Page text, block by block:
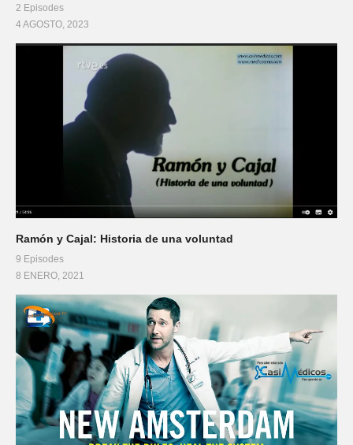
2 Episodes
4 AGOSTO, 2023
Ramón y Cajal: Historia de una voluntad
9 Episodes
8 ENERO, 2021